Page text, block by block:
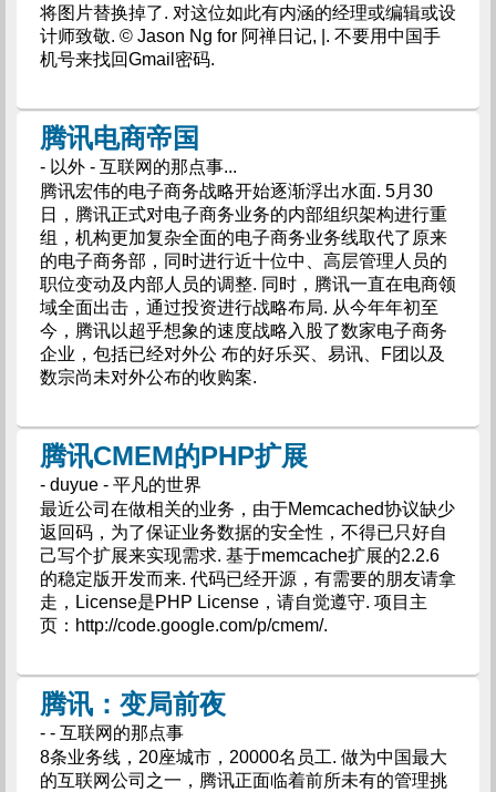
将图片替换掉了. 对这位如此有内涵的经理或编辑或设
计师致敬. © Jason Ng for 阿禅日记, |. 不要用中国手
机号来找回Gmail密码.
腾讯电商帝国
- 以外 - 互联网的那点事...
腾讯宏伟的电子商务战略开始逐渐浮出水面. 5月30
日，腾讯正式对电子商务业务的内部组织架构进行重
组，机构更加复杂全面的电子商务业务线取代了原来
的电子商务部，同时进行近十位中、高层管理人员的
职位变动及内部人员的调整. 同时，腾讯一直在电商领
域全面出击，通过投资进行战略布局. 从今年年初至
今，腾讯以超乎想象的速度战略入股了数家电子商务
企业，包括已经对外公 布的好乐买、易讯、F团以及
数宗尚未对外公布的收购案.
腾讯CMEM的PHP扩展
- duyue - 平凡的世界
最近公司在做相关的业务，由于Memcached协议缺少
返回码，为了保证业务数据的安全性，不得已只好自
己写个扩展来实现需求. 基于memcache扩展的2.2.6
的稳定版开发而来. 代码已经开源，有需要的朋友请拿
走，License是PHP License，请自觉遵守. 项目主
页：http://code.google.com/p/cmem/.
腾讯：变局前夜
- - 互联网的那点事
8条业务线，20座城市，20000名员工. 做为中国最大
的互联网公司之一，腾讯正面临着前所未有的管理挑